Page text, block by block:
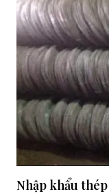
Nhập khẩu